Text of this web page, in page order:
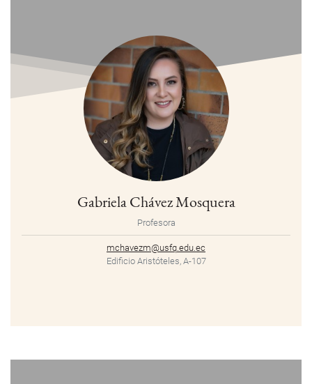
Gabriela Chávez Mosquera
Profesora
mchavezm@usfq.edu.ec
Edificio Aristóteles, A-107